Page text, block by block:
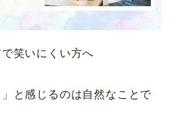
笑いにくい方へ
と感じるのは自然なことで